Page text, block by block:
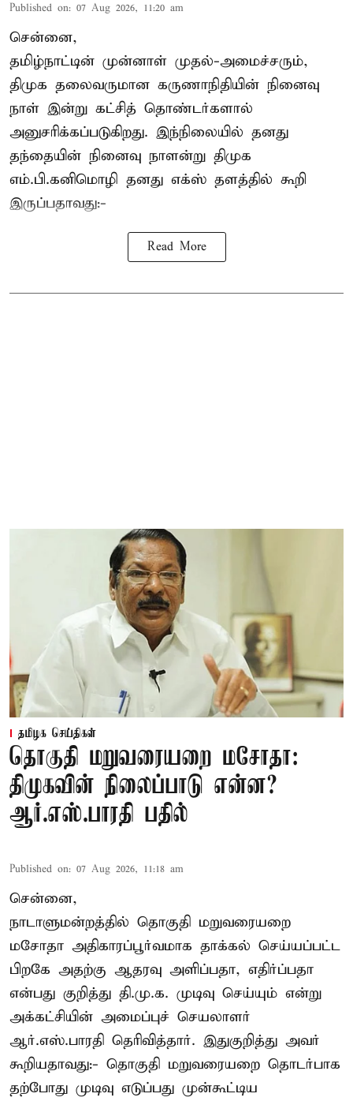
Published on: 07 Aug 2026, 11:20 am
சென்னை,
தமிழ்நாட்டின் முன்னாள் முதல்-அமைச்சரும்,
திமுக தலைவருமான கருணாநிதியின் நினைவு
நாள் இன்று கட்சித் தொண்டர்களால்
அனுசரிக்கப்படுகிறது. இந்நிலையில் தனது
தந்தையின் நினைவு நாளன்று திமுக
எம்.பி.கனிமொழி தனது எக்ஸ் தளத்தில் கூறி
இருப்பதாவது:-
Read More
தமிழக செய்திகள்
தொகுதி மறுவரையறை மசோதா:
திமுகவின் நிலைப்பாடு என்ன?
ஆர்.எஸ்.பாரதி பதில்
Published on: 07 Aug 2026, 11:18 am
சென்னை,
நாடாளுமன்றத்தில் தொகுதி மறுவரையறை
மசோதா அதிகாரப்பூர்வமாக தாக்கல் செய்யப்பட்ட
பிறகே அதற்கு ஆதரவு அளிப்பதா, எதிர்ப்பதா
என்பது குறித்து தி.மு.க. முடிவு செய்யும் என்று
அக்கட்சியின் அமைப்புச் செயலாளர்
ஆர்.எஸ்.பாரதி தெரிவித்தார். இதுகுறித்து அவர்
கூறியதாவது:- தொகுதி மறுவரையறை தொடர்பாக
தற்போது முடிவு எடுப்பது முன்கூட்டிய